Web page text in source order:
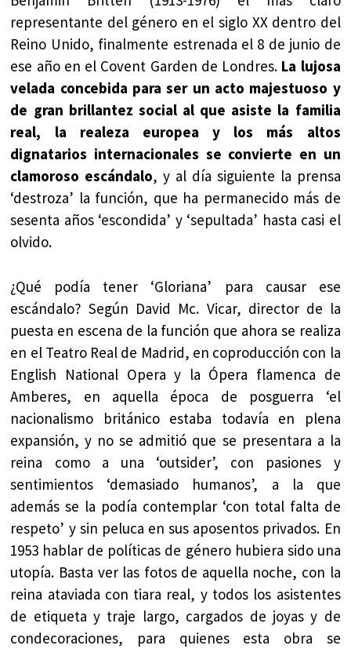
representante del género en el siglo XX dentro del
Reino Unido, finalmente estrenada el 8 de junio de
ese año en el Covent Garden de Londres. La lujosa
velada concebida para ser un acto majestuoso y
de gran brillantez social al que asiste la familia
real, la realeza europea y los más altos
dignatarios internacionales se convierte en un
clamoroso escándalo, y al día siguiente la prensa
‘destroza’ la función, que ha permanecido más de
sesenta años ‘escondida’ y ‘sepultada’ hasta casi el
olvido.
¿Qué podía tener ‘Gloriana’ para causar ese
escándalo? Según David Mc. Vicar, director de la
puesta en escena de la función que ahora se realiza
en el Teatro Real de Madrid, en coproducción con la
English National Opera y la Ópera flamenca de
Amberes, en aquella época de posguerra ‘el
nacionalismo británico estaba todavía en plena
expansión, y no se admitió que se presentara a la
reina como a una ‘outsider’, con pasiones y
sentimientos ‘demasiado humanos’, a la que
además se la podía contemplar ‘con total falta de
respeto’ y sin peluca en sus aposentos privados. En
1953 hablar de políticas de género hubiera sido una
utopía. Basta ver las fotos de aquella noche, con la
reina ataviada con tiara real, y todos los asistentes
de etiqueta y traje largo, cargados de joyas y de
condecoraciones, para quienes esta obra se